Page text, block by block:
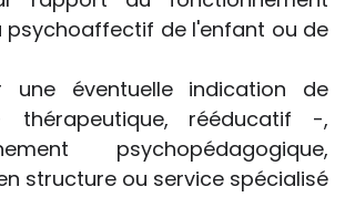
de l'enfant ou de
éventuelle indication de
thérapeutique, rééducatif -,
psychopédagogique,
structure ou service spécialisé